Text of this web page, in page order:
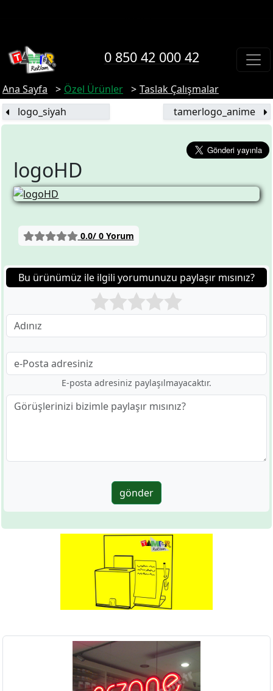
0 850 42 000 42
Ana Sayfa Özel Ürünler
Taslak Çalışmalar
logo_siyah
tamerlogo_anime
logoHD
0.0/ 0 Yorum
Bu ürünümüz ile ilgili yorumunuzu paylaşır mısınız?
E-posta adresiniz paylaşılmayacaktır.